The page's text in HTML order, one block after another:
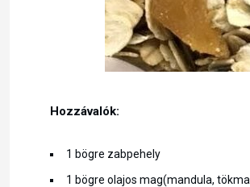
Hozzávalók:
1 bögre zabpehely
1 bögre olajos mag(mandula,